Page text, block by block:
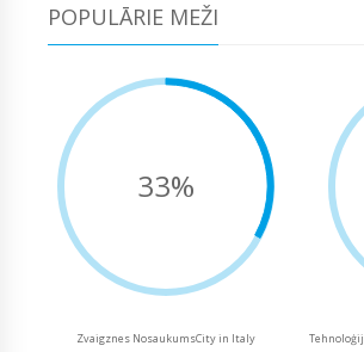
POPULĀRIE MEŽI
33%
Zvaigznes NosaukumsCity in Italy